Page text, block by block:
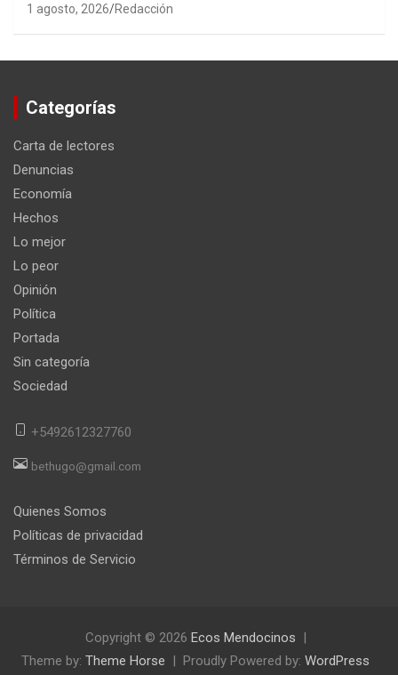
1 agosto, 2026 Redacción
Categorías
Carta de lectores
Denuncias
Economía
Hechos
Lo mejor
Lo peor
Opinión
Política
Portada
Sin categoría
Sociedad
+5492612327760
bethugo@gmail.com
Quienes Somos
Políticas de privacidad
Términos de Servicio
Copyright © 2026 Ecos Mendocinos
Theme by: Theme Horse Proudly Powered by: WordPress